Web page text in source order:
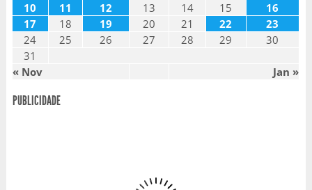
« Nov Jan »
10
11 12 13 14 15
16
17
18 19 20 21 22
23
24
25 26 27 28 29
30
31
PUBLICIDADE